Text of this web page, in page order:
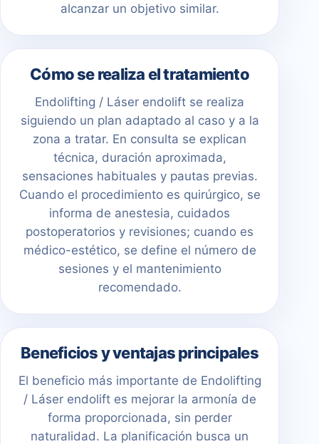
alcanzar un objetivo similar.
Cómo se realiza el tratamiento
Endolifting / Láser endolift se realiza
siguiendo un plan adaptado al caso y a la
zona a tratar. En consulta se explican
técnica, duración aproximada,
sensaciones habituales y pautas previas.
Cuando el procedimiento es quirúrgico, se
informa de anestesia, cuidados
postoperatorios y revisiones; cuando es
médico-estético, se define el número de
sesiones y el mantenimiento
recomendado.
Beneficios y ventajas principales
El beneficio más importante de Endolifting
/ Láser endolift es mejorar la armonía de
forma proporcionada, sin perder
naturalidad. La planificación busca un